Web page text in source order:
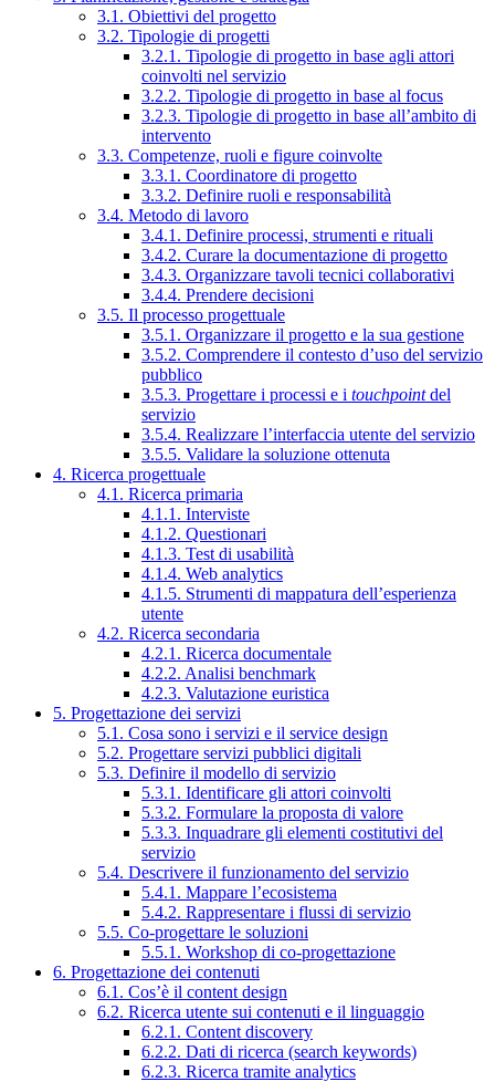
3.1. Obiettivi del progetto
3.2. Tipologie di progetti
3.2.1. Tipologie di progetto in base agli attori
coinvolti nel servizio
3.2.2. Tipologie di progetto in base al focus
3.2.3. Tipologie di progetto in base all’ambito di
intervento
3.3. Competenze, ruoli e figure coinvolte
3.3.1. Coordinatore di progetto
3.3.2. Definire ruoli e responsabilità
3.4. Metodo di lavoro
3.4.1. Definire processi, strumenti e rituali
3.4.2. Curare la documentazione di progetto
3.4.3. Organizzare tavoli tecnici collaborativi
3.4.4. Prendere decisioni
3.5. Il processo progettuale
3.5.1. Organizzare il progetto e la sua gestione
3.5.2. Comprendere il contesto d’uso del servizio
pubblico
3.5.3. Progettare i processi e i touchpointdel
servizio
3.5.4. Realizzare l’interfaccia utente del servizio
3.5.5. Validare la soluzione ottenuta
4. Ricerca progettuale
4.1. Ricerca primaria
4.1.1. Interviste
4.1.2. Questionari
4.1.3. Test di usabilità
4.1.4. Web analytics
4.1.5. Strumenti di mappatura dell’esperienza
utente
4.2. Ricerca secondaria
4.2.1. Ricerca documentale
4.2.2. Analisi benchmark
4.2.3. Valutazione euristica
5. Progettazione dei servizi
5.1. Cosa sono i servizi e il service design
5.2. Progettare servizi pubblici digitali
5.3. Definire il modello di servizio
5.3.1. Identificare gli attori coinvolti
5.3.2. Formulare la proposta di valore
5.3.3. Inquadrare gli elementi costitutivi del
servizio
5.4. Descrivere il funzionamento del servizio
5.4.1. Mappare l’ecosistema
5.4.2. Rappresentare i flussi di servizio
5.5. Co-progettare le soluzioni
5.5.1. Workshop di co-progettazione
6. Progettazione dei contenuti
6.1. Cos’è il content design
6.2. Ricerca utente sui contenuti e il linguaggio
6.2.1. Content discovery
6.2.2. Dati di ricerca (search keywords)
6.2.3. Ricerca tramite analytics